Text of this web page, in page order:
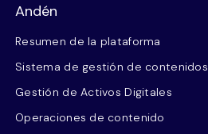
Andén
Resumen de la plataforma
Sistema de gestión de contenidos
Gestión de Activos Digitales
Operaciones de contenido